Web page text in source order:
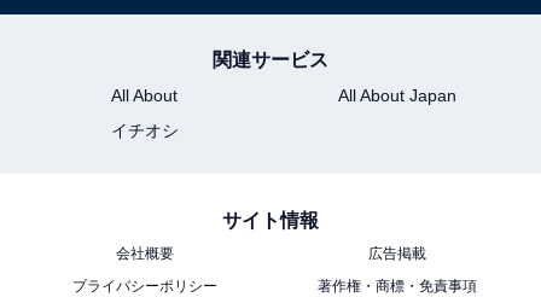
【おすすめ記事】
ケンタッキーの「ツイスターランチ」が500円に！ 6月
22日から期間限定
関連サービス
All About
All About Japan
イチオシ
サイト情報
会社概要
広告掲載
プライバシーポリシー
著作権・商標・免責事項